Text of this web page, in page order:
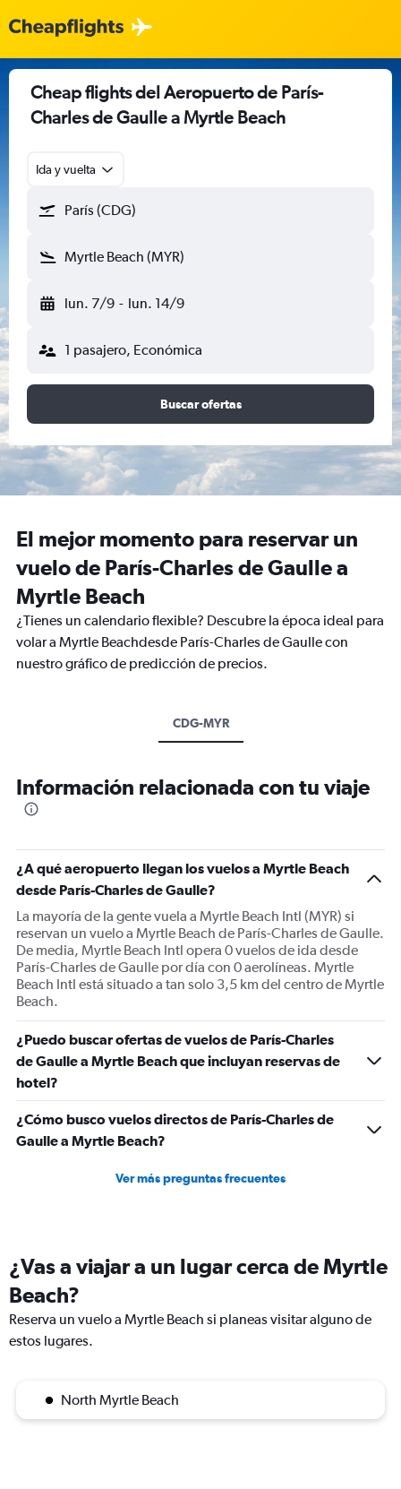
Cheap flights del Aeropuerto de París-
Charles de Gaulle a Myrtle Beach
Ida y vuelta
París (CDG)
Myrtle Beach (MYR)
lun. 7/9 - lun. 14/9
1 pasajero, Económica
Buscar ofertas
El mejor momento para reservar un
vuelo de París-Charles de Gaulle a
Myrtle Beach
¿Tienes un calendario flexible? Descubre la época ideal para
volar a Myrtle Beachdesde París-Charles de Gaulle con
nuestro gráfico de predicción de precios.
CDG-MYR
Información relacionada con tu viaje
¿A qué aeropuerto llegan los vuelos a Myrtle Beach
desde París-Charles de Gaulle?
La mayoría de la gente vuela a Myrtle Beach Intl (MYR) si
reservan un vuelo a Myrtle Beach de París-Charles de Gaulle.
De media, Myrtle Beach Intl opera 0 vuelos de ida desde
París-Charles de Gaulle por día con 0 aerolíneas. Myrtle
Beach Intl está situado a tan solo 3,5 km del centro de Myrtle
Beach.
¿Puedo buscar ofertas de vuelos de París-Charles
de Gaulle a Myrtle Beach que incluyan reservas de
hotel?
¿Cómo busco vuelos directos de París-Charles de
Gaulle a Myrtle Beach?
Ver más preguntas frecuentes
¿Vas a viajar a un lugar cerca de Myrtle
Beach?
Reserva un vuelo a Myrtle Beach si planeas visitar alguno de
estos lugares.
North Myrtle Beach